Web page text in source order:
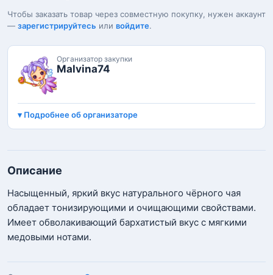
Чтобы заказать товар через совместную покупку, нужен аккаунт
— зарегистрируйтесь или войдите.
Организатор закупки
Malvina74
Подробнее об организаторе
Описание
Насыщенный, яркий вкус натурального чёрного чая
обладает тонизирующими и очищающими свойствами.
Имеет обволакивающий бархатистый вкус с мягкими
медовыми нотами.